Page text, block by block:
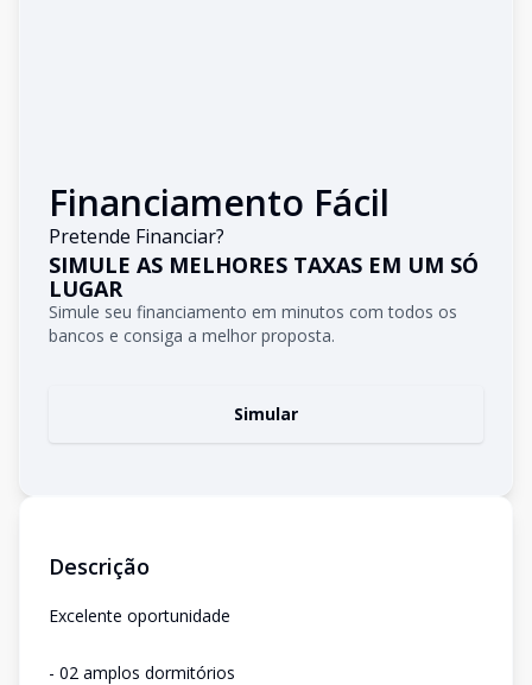
Financiamento Fácil
Pretende Financiar?
SIMULE AS MELHORES TAXAS EM UM SÓ
LUGAR
Simule seu financiamento em minutos com todos os
bancos e consiga a melhor proposta.
Simular
Descrição
Excelente oportunidade
- 02 amplos dormitórios